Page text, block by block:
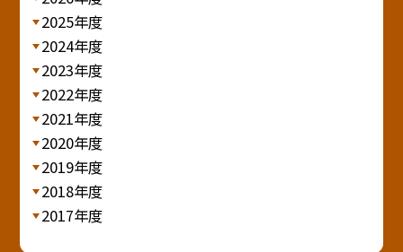
2025年度
2024年度
2023年度
2022年度
2021年度
2020年度
2019年度
2018年度
2017年度